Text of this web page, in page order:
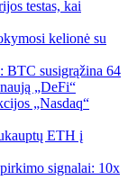
testas, kai
kelionė su
BTC susigrąžina 64
„DeFi“
„Nasdaq“
ETH į
signalai: 10x